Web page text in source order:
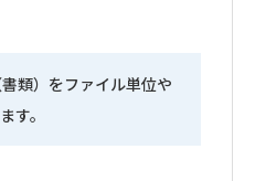
類）をファイル単位や
す。